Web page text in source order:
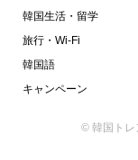
韓国生活・留学
旅行・Wi-Fi
韓国語
キャンペーン
© 韓国ト